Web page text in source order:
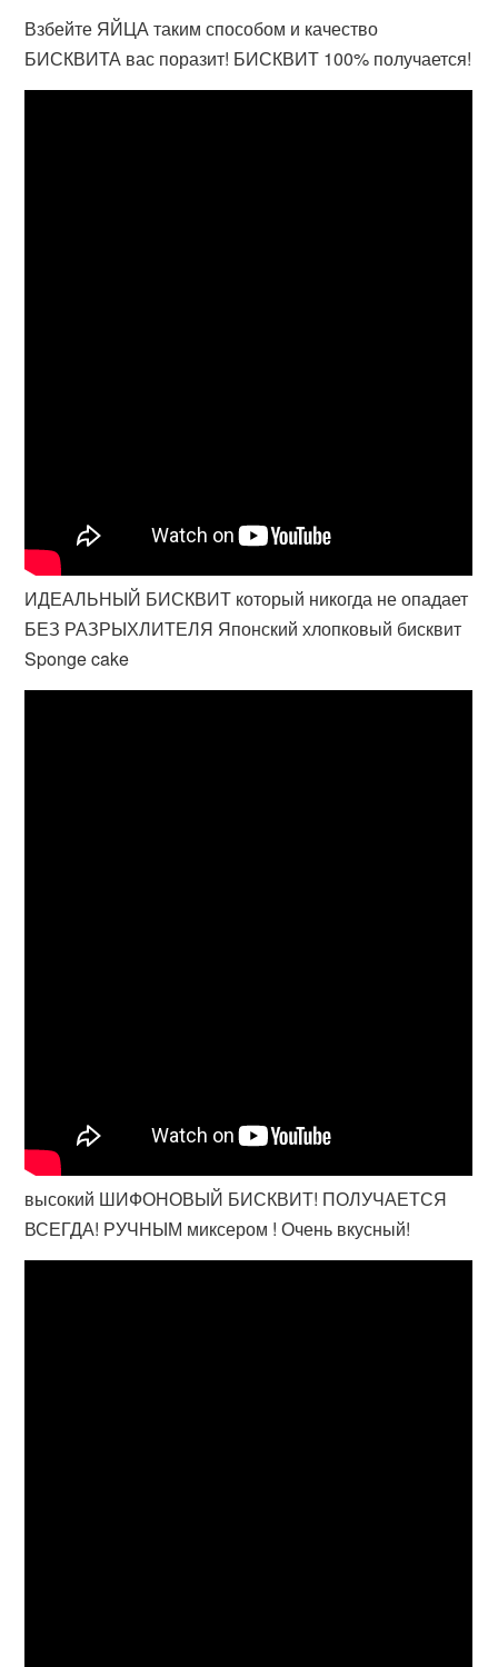
Взбейте ЯЙЦА таким способом и качество
БИСКВИТА вас поразит! БИСКВИТ 100% получается!
ИДЕАЛЬНЫЙ БИСКВИТ который никогда не опадает
БЕЗ РАЗРЫХЛИТЕЛЯ Японский хлопковый бисквит
Sponge cake
высокий ШИФОНОВЫЙ БИСКВИТ! ПОЛУЧАЕТСЯ
ВСЕГДА! РУЧНЫМ миксером ! Очень вкусный!